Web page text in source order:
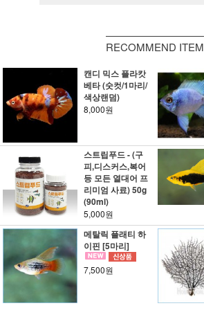
RECOMMEND ITEM
캔디 믹스 플라캇
베타 (숫컷/1마리/
색상랜덤)
8,000원
스트립푸드 - (구
피,디스커스,복어
등 모든 열대어 프
리미엄 사료) 50g
(90ml)
5,000원
메탈릭 플래티 하
이핀 [5마리]
7,500원